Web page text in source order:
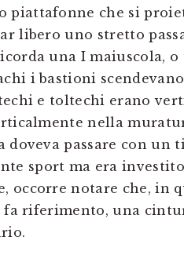
piattafonne che si
libero uno stretto
una I maiuscola,
i bastioni
e toltechi erano
nella
passare con un
sport ma era
occorre notare che, in
riferimento, una